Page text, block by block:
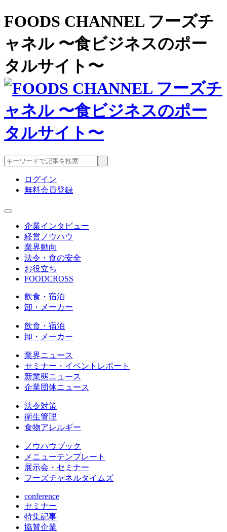
FOODS CHANNEL フーズチ
ャネル 〜食ビジネスのポー
タルサイト〜
ログイン
無料会員登録
企業インタビュー
経営ノウハウ
業界動向
法令・食の安全
お役立ち
FOODCROSS
飲食・宿泊
卸・メーカー
飲食・宿泊
卸・メーカー
業界ニュース
セミナー・イベントレポート
新業態ニュース
企業団体ニュース
法令対策
衛生管理
食物アレルギー
ノウハウブック
メニューテンプレート
展示会・セミナー
フーズチャネルタイムズ
conference
セミナー
特集記事
協賛企業